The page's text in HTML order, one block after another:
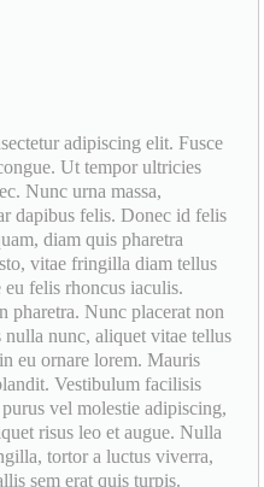
adipiscing elit. Fusce
Ut tempor ultricies
Nunc urna massa,
dapibus felis. Donec id felis
diam quis pharetra
vitae fringilla diam tellus
felis rhoncus iaculis.
pharetra. Nunc placerat non
nulla nunc, aliquet vitae tellus
eu ornare lorem. Mauris
Vestibulum facilisis
vel molestie adipiscing,
risus leo et augue. Nulla
tortor a luctus viverra,
sem erat quis turpis.